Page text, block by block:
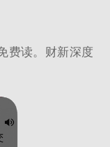
费读。财新深度